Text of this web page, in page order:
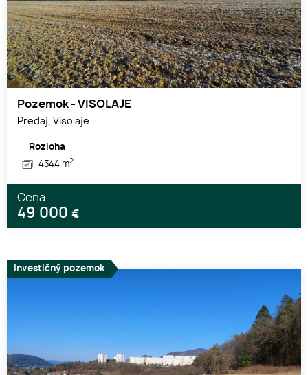
Pozemok - VISOLAJE
Predaj, Visolaje
Rozloha
4344 m2
Cena
49 000 €
Investičný pozemok